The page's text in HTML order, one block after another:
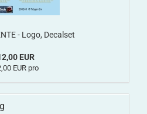
- Logo, Decalset
EUR
EUR pro